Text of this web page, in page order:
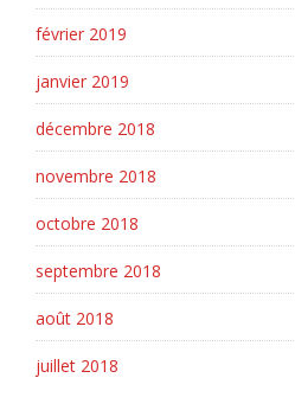
février 2019
janvier 2019
décembre 2018
novembre 2018
octobre 2018
septembre 2018
août 2018
juillet 2018